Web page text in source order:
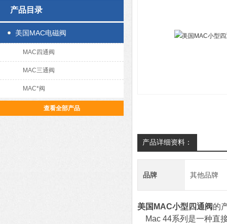
产品目录
美国MAC电磁阀
MAC四通阀
MAC三通阀
MAC*阀
查看全部产品
产品详细资料：
品牌 其他品牌
美国MAC小型四通阀的
Mac 44系列是一种直